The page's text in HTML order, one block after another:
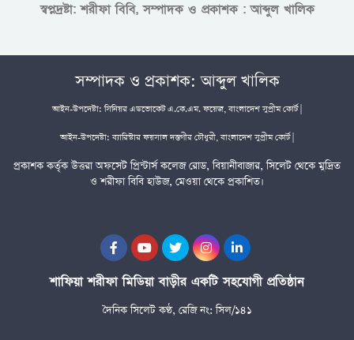
স্বপ্নদ্রষ্টা: শরীফা বিবি, সম্পাদক ও প্রকাশক : আব্দুল খালিক
সম্পাদক ও প্রকাশক: আব্দুল খালিক
আইন-উপদেষ্টা: সিনিয়র এডভোকেট এ.কে.এম. ফয়েজ, বাংলাদেশ সুপ্রীম কোর্ট |
আইন-উপদেষ্টা: ব্যারিস্টার ফয়সাল দস্তগীর চৌধুরী, বাংলাদেশ সুপ্রীম কোর্ট |
প্রকাশক কর্তৃক উত্তরা অফসেট প্রিন্টার্স কলেজ রোড, বিয়ানীবাজার, সিলেট থেকে মুদ্রিত
ও শরীফা বিবি হাউজ, মেওয়া থেকে প্রকাশিত।
শাফিয়া শরীফা মিডিয়া বাড়ীর একটি সহযোগী প্রতিষ্ঠান
দৈনিক সিলেট কণ্ঠ, রেজি নং: সিল/১৪১